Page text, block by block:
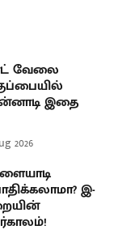
வேலை
இதை
2026
இ-